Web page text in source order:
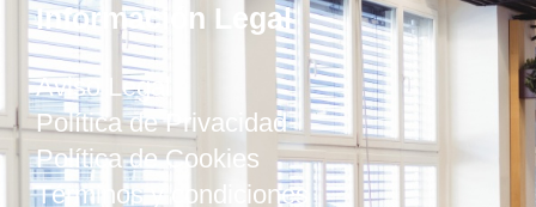
Información Legal
Aviso Legal
Política de Privacidad
Política de Cookies
Términos y condiciones